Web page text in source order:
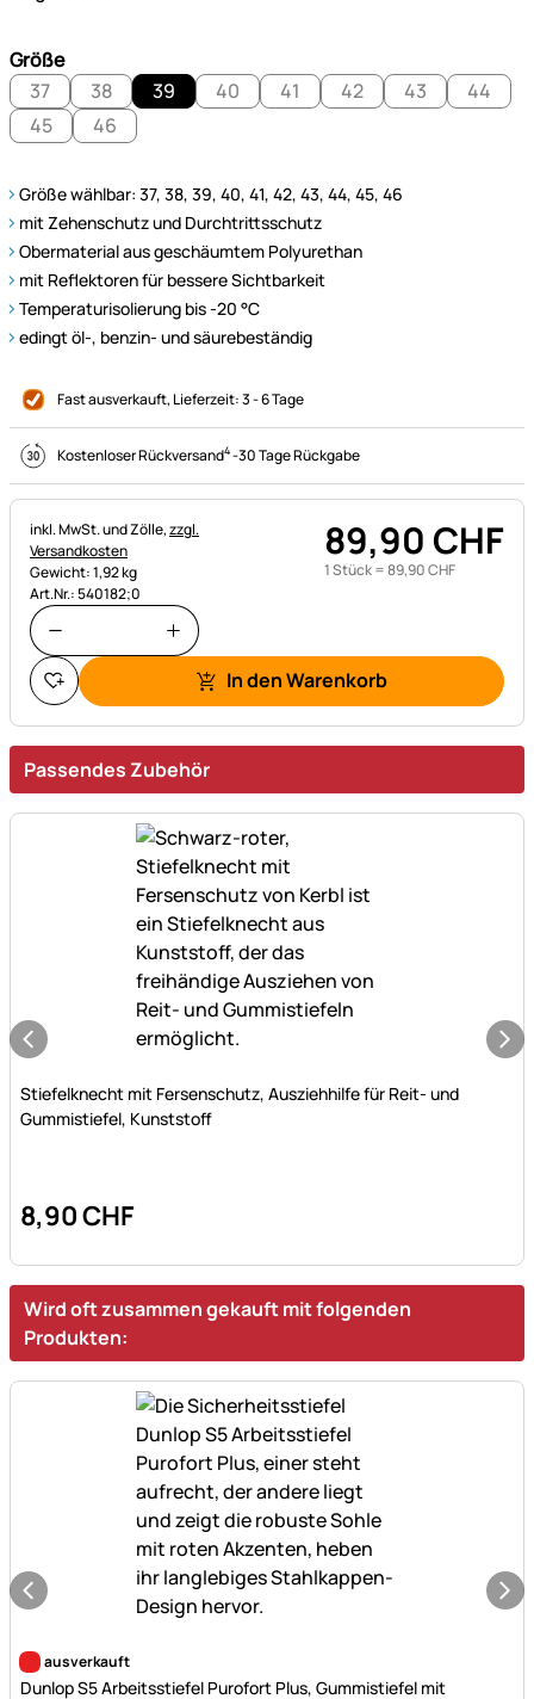
Größe
37
38 39 40 41 42 43
44
45
46
Größe wählbar: 37, 38, 39, 40, 41, 42, 43, 44, 45, 46
mit Zehenschutz und Durchtrittsschutz
Obermaterial aus geschäumtem Polyurethan
mit Reflektoren für bessere Sichtbarkeit
Temperaturisolierung bis -20 °C
edingt öl-, benzin- und säurebeständig
Fast ausverkauft, Lieferzeit:3 - 6 Tage
Kostenloser Rückversand4-30 Tage Rückgabe
Steuerhinweis:
inkl. MwSt. und Zölle,zzgl.
Versandkosten
Gewicht: 1,92 kg
Art.Nr.: 540182;0
89,90 CHF
1 Stück =89,90CHF
In den Warenkorb
Passendes Zubehör
Stiefelknecht mit Fersenschutz, Ausziehhilfe für Reit- und
Gummistiefel, Kunststoff
8,90CHF
Wird oft zusammen gekauft mit folgenden
Produkten:
Noch keine Bewertungen abgegeben
ausverkauft
Dunlop S5 Arbeitsstiefel Purofort Plus, Gummistiefel mit